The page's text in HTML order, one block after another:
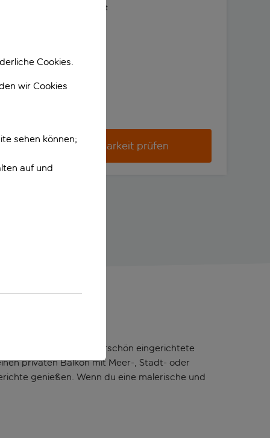
Restaurant vor Ort
Verfügbarkeit prüfen
Freu dich auf wunderschön eingerichtete
privaten Balkon mit Meer-, Stadt- oder
genießen. Wenn du eine malerische und
Cookies.
wir Cookies
sehen können;
auf und